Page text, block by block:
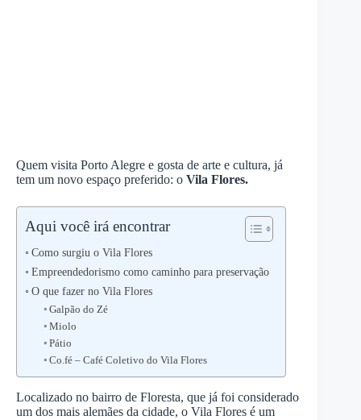
Quem visita Porto Alegre e gosta de arte e cultura, já
tem um novo espaço preferido: o Vila Flores.
Aqui você irá encontrar
Como surgiu o Vila Flores
Empreendedorismo como caminho para preservação
O que fazer no Vila Flores
Galpão do Zé
Miolo
Pátio
Co.fé – Café Coletivo do Vila Flores
Localizado no bairro de Floresta, que já foi considerado
um dos mais alemães da cidade, o Vila Flores é um